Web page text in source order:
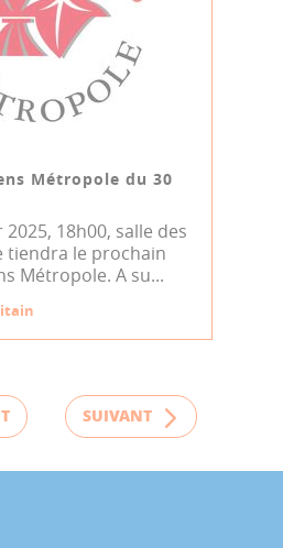
Métropole du 30
2025, 18h00, salle des
tiendra le prochain
Métropole. A su...
SUIVANT